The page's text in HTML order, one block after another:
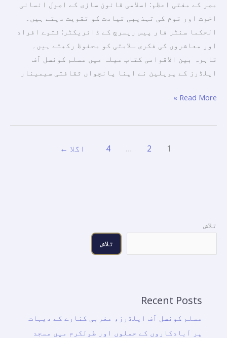
مصر کے مفتی اعظم: اسلامی قانون سازی کے اصول انسانی
اخوت اور قوم کی تہذیبی قیادت کو تقویت دیتے ہیں۔
الحکما سنٹر فار پیس ریسرچ کے ڈائریکٹر: فتوے افراد
اور معاشروں کی فکری سلامتی کو محفوظ رکھتے ہیں۔
قاہرہ بین الاقوامی کتاب میلہ میں مسلم کونسل آف
ایلڈرز کے پویلین نے اپنا پانچواں ثقافتی سیمینار
نمائندگی
ہے۔
Read More »
1
2
…
4 اگلا ←
تلاش
تلاش
Recent Posts
مسلم کونسل آف ایلڈرز، مغربی کنارے کے دیہات
پر آبادکاروں کے حملوں اور طولکرم میں مسجد